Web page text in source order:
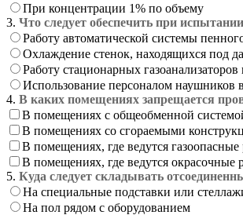
При концентрации 1% по объему
3. Что следует обеспечить при
Работу автоматической системы
Охлаждение стенок, находящихся под
Работу стационарных
Использование персоналом наушников
4. В каких помещениях запрещается
В помещениях с общеобменной
В помещениях со сгораемыми
В помещениях, где ведутся газоопасные
В помещениях, где ведутся окрасочные
5. Куда следует складывать
На специальные подставки или
На пол рядом с оборудованием